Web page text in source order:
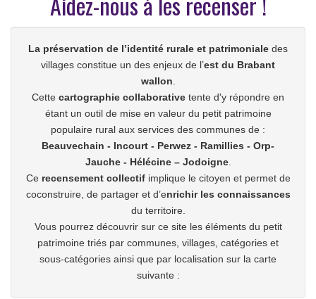
La préservation de l’identité rurale et patrimoniale des
villages constitue un des enjeux de l’est du Brabant
wallon
Cette cartographie collaborative tente d'y répondre en
étant un outil de mise en valeur du petit patrimoine
populaire rural aux services des communes de :
Beauvechain - Incourt - Perwez - Ramillies - Orp-
Jauche - Hélécine – Jodoigne.
Ce recensement collectifimplique le citoyen et permet de
coconstruire, de partager et d’enrichir les connaissances
du territoire.
Vous pourrez découvrir sur ce site les éléments du petit
patrimoine triés par communes, villages, catégories et
sous-catégories ainsi que par localisation sur la carte
suivante :